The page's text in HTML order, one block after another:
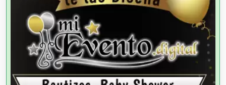
Agencias de Colocación
Agencias de Modelos